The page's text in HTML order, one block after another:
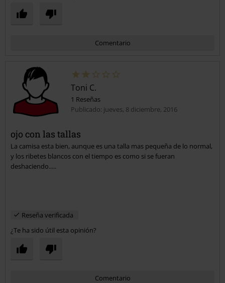
Comentario
Enviar comentario
Toni C.
1 Reseñas
Publicado: jueves, 8 diciembre, 2016
ojo con las tallas
La camisa esta bien, aunque es una talla mas pequeña de lo normal,
y los ribetes blancos con el tiempo es como si se fueran
deshaciendo.....
Reseña verificada
¿Te ha sido útil esta opinión?
Comentario